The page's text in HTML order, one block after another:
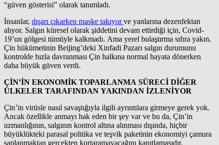
“güven gösterisi” olarak tanımladı.
İnsanlar, dışarı çıkarken maske takıyorve yanlarına dezenfektan
alıyor. Salgın küresel olarak şiddetini devam ettirdiği için, Covid-
19’un gölgesi tümüyle kalkmadı. Ama yerel bulaştırma sıfıra yakın.
Çin hükümetinin Beijing’deki Xinfadi Pazarı salgın durumunu
kontrolde hızla davranması Çin halkına normal hayata dönerken
daha büyük güven verdi.
ÇİN’İN EKONOMİK TOPARLANMA SÜRECİ DİĞER
ÜLKELER TARAFINDAN YAKINDAN İZLENİYOR
Çin’in virüsle nasıl savaştığıyla ilgili ayrıntılara girmeye gerek yok.
Ancak özellikle anmayı hak eden bir şey var ve bu da, Çin’in
uzmanlığının, salgının kontrol altına alınması dışında, hiçbir
büyüklükteki parasal politika ve teşvik paketinin ekonomiyi çamura
saplanmaktan gerçekten kurtaramayacağını kanıtlamasıdır.